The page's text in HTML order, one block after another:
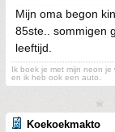
Mijn oma begon
85ste.. sommigen
leeftijd.
Ik boek je met mijn neon je
en ik heb ook een auto.
Koekoekmakto